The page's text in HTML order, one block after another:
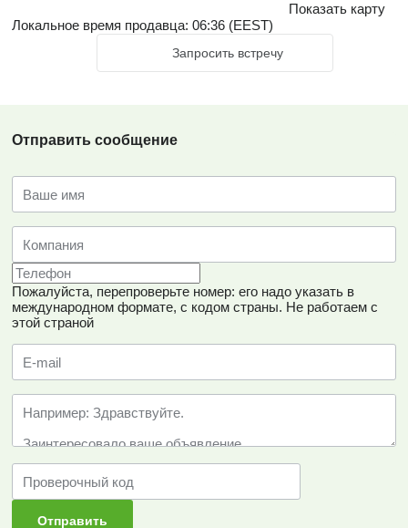
Показать карту
Локальное время продавца: 06:36 (EEST)
Запросить встречу
Отправить сообщение
Пожалуйста, перепроверьте номер: его надо указать в
международном формате, с кодом страны. Не работаем с
этой страной